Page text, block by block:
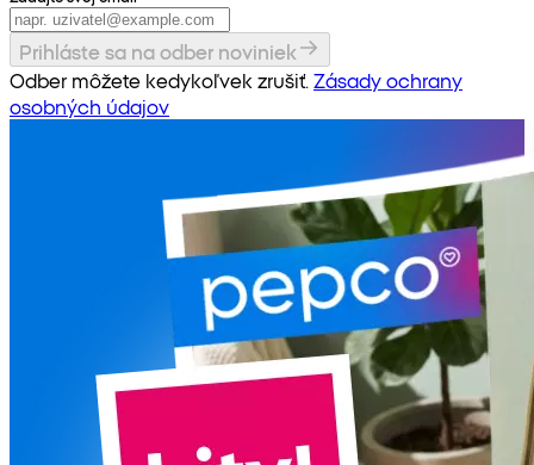
Prihláste sa na odber noviniek
Odber môžete kedykoľvek zrušiť. Zásady ochrany
osobných údajov